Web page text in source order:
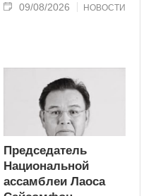
09/08/2026 НОВОСТИ
Председатель
Национальной
ассамблеи Лаоса